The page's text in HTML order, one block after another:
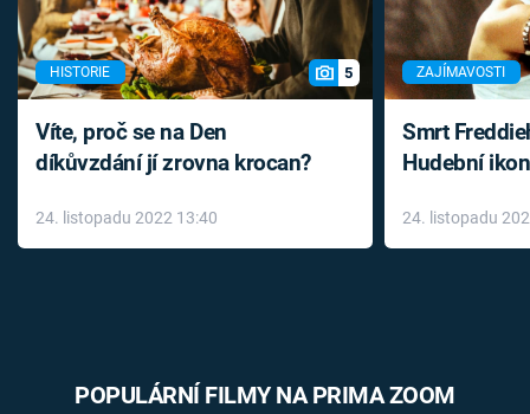
HISTORIE 5
Víte, proč se na Den
díkůvzdání jí zrovna krocan?
24. listopadu 2022 13:40
ZAJÍMAVOSTI
Smrt
Hudební
léky
24. listopadu
POPULÁRNÍ FILMY NA PRIMA ZOOM